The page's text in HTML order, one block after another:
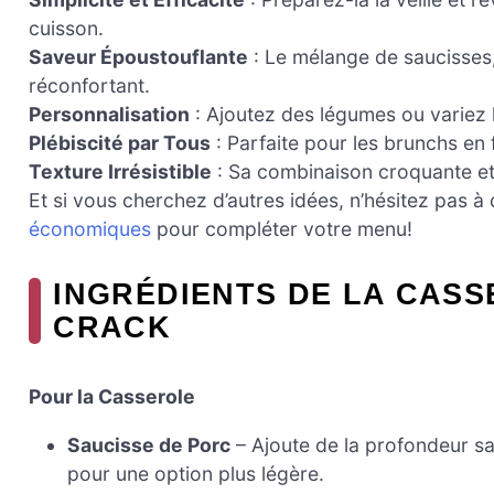
cuisson.
Saveur Époustouflante : Le mélange de
réconfortant.
Personnalisation : Ajoutez des légumes ou
Plébiscité par Tous : Parfaite pour les brunchs
Texture Irrésistible : Sa combinaison croquante
Et si vous cherchez d’autres idées, n’hésitez pas
économiques pour compléter votre menu!
INGRÉDIENTS DE LA
CRACK
Pour la Casserole
Saucisse de Porc – Ajoute de la profondeur
pour une option plus légère.